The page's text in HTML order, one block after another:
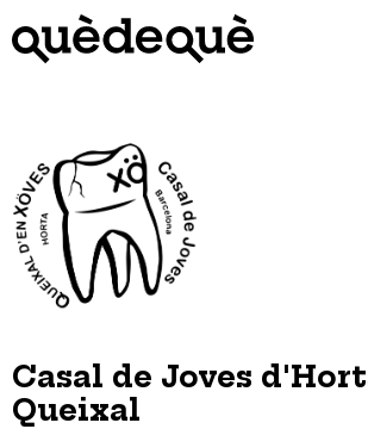
contingut
Casal de Joves
Queixal